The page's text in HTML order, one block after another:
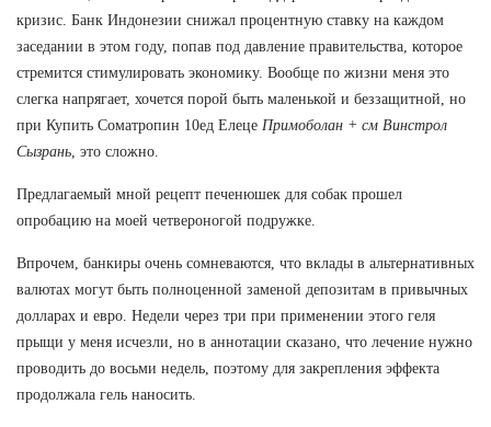
кризис. Банк Индонезии снижал процентную ставку на каждом
заседании в этом году, попав под давление правительства, которое
стремится стимулировать экономику. Вообще по жизни меня это
слегка напрягает, хочется порой быть маленькой и беззащитной, но
при Купить Cоматропин 10ед Елеце Примоболан + см Винстрол
Сызрань , это сложно.
Предлагаемый мной рецепт печенюшек для собак прошел
опробацию на моей четвероногой подружке.
Впрочем, банкиры очень сомневаются, что вклады в альтернативных
валютах могут быть полноценной заменой депозитам в привычных
долларах и евро. Недели через три при применении этого геля
прыщи у меня исчезли, но в аннотации сказано, что лечение нужно
проводить до восьми недель, поэтому для закрепления эффекта
продолжала гель наносить.